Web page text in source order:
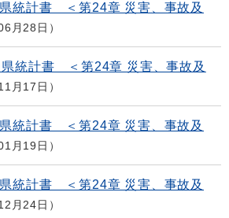
統計書 ＜第24章 災害、事故及
月28日
統計書 ＜第24章 災害、事故及
月17日
統計書 ＜第24章 災害、事故及
月19日
統計書 ＜第24章 災害、事故及
月24日